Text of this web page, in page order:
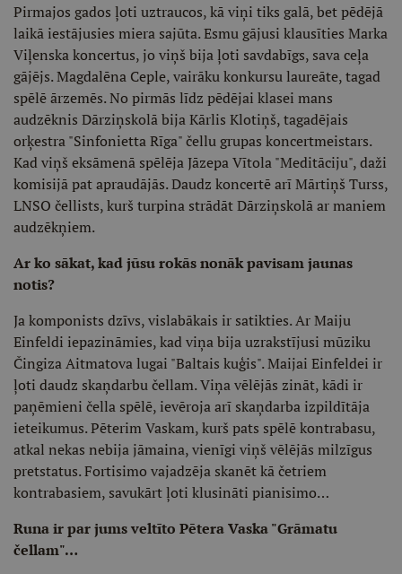
Pirmajos gados ļoti uztraucos, kā viņi tiks galā, bet pēdējā
laikā iestājusies miera sajūta. Esmu gājusi klausīties Marka
Viļenska koncertus, jo viņš bija ļoti savdabīgs, sava ceļa
gājējs. Magdalēna Ceple, vairāku konkursu laureāte, tagad
spēlē ārzemēs. No pirmās līdz pēdējai klasei mans
audzēknis Dārziņskolā bija Kārlis Klotiņš, tagadējais
orķestra "Sinfonietta Rīga" čellu grupas koncertmeistars.
Kad viņš eksāmenā spēlēja Jāzepa Vītola "Meditāciju", daži
komisijā pat apraudājās. Daudz koncertē arī Mārtiņš Turss,
LNSO čellists, kurš turpina strādāt Dārziņskolā ar maniem
audzēkņiem.
Ar ko sākat, kad jūsu rokās nonāk pavisam jaunas
notis?
Ja komponists dzīvs, vislabākais ir satikties. Ar Maiju
Einfeldi iepazināmies, kad viņa bija uzrakstījusi mūziku
Čingiza Aitmatova lugai "Baltais kuģis". Maijai Einfeldei ir
ļoti daudz skaņdarbu čellam. Viņa vēlējās zināt, kādi ir
paņēmieni čella spēlē, ievēroja arī skaņdarba izpildītāja
ieteikumus. Pēterim Vaskam, kurš pats spēlē kontrabasu,
atkal nekas nebija jāmaina, vienīgi viņš vēlējās milzīgus
pretstatus. Fortisimo vajadzēja skanēt kā četriem
kontrabasiem, savukārt ļoti klusināti pianisimo…
Runa ir par jums veltīto Pētera Vaska "Grāmatu
čellam"…